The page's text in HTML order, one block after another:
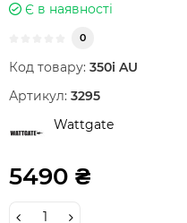
Є в наявності
0
Код товару: 350i AU
Артикул: 3295
Wattgate
5490 ₴